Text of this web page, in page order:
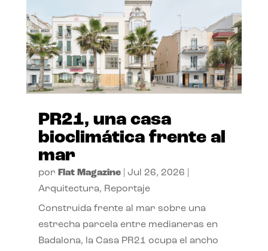
PR21, una casa
bioclimática frente al
mar
por Flat Magazine| Jul 26, 2026
Arquitectura, Reportaje
Construida frente al mar sobre una
estrecha parcela entre medianeras en
Badalona, la Casa PR21 ocupa el ancho